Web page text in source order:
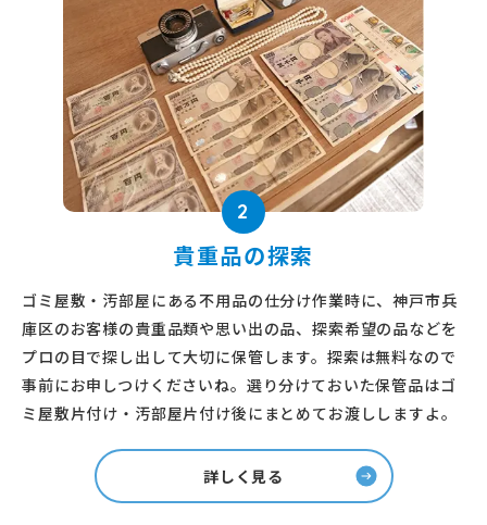
2
貴重品の探索
ゴミ屋敷・汚部屋にある不用品の仕分け作業時に、神戸市兵
庫区のお客様の貴重品類や思い出の品、探索希望の品などを
プロの目で探し出して大切に保管します。探索は無料なので
事前にお申しつけくださいね。選り分けておいた保管品はゴ
ミ屋敷片付け・汚部屋片付け後にまとめてお渡ししますよ。
詳しく見る